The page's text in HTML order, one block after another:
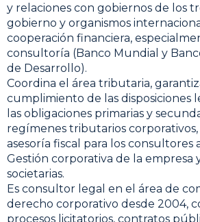
y relaciones con gobiernos de los
gobierno y organismos
cooperación financiera,
consultoría (Banco Mundial y
de Desarrollo).
Coordina el área tributaria,
cumplimiento de las disposiciones
las obligaciones primarias y
regímenes tributarios
asesoría fiscal para los consultores
Gestión corporativa de la empresa
societarias.
Es consultor legal en el área de
derecho corporativo desde 2004,
procesos licitatorios, contratos